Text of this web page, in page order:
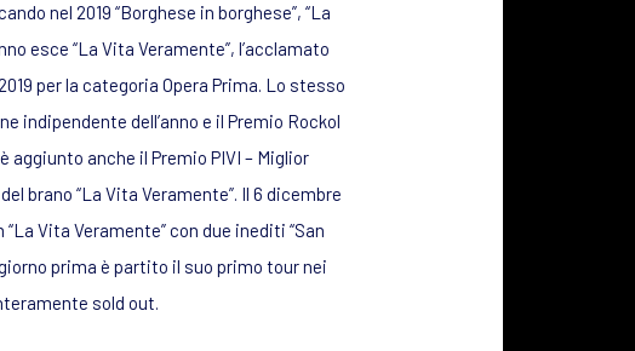
nel 2019 “Borghese in borghese”, “La
esce “La Vita Veramente”, l’acclamato
per la categoria Opera Prima. Lo stesso
indipendente dell’anno e il Premio Rockol
aggiunto anche il Premio PIVI – Miglior
brano “La Vita Veramente”. Il 6 dicembre
Vita Veramente” con due inediti “San
prima è partito il suo primo tour nei
sold out.